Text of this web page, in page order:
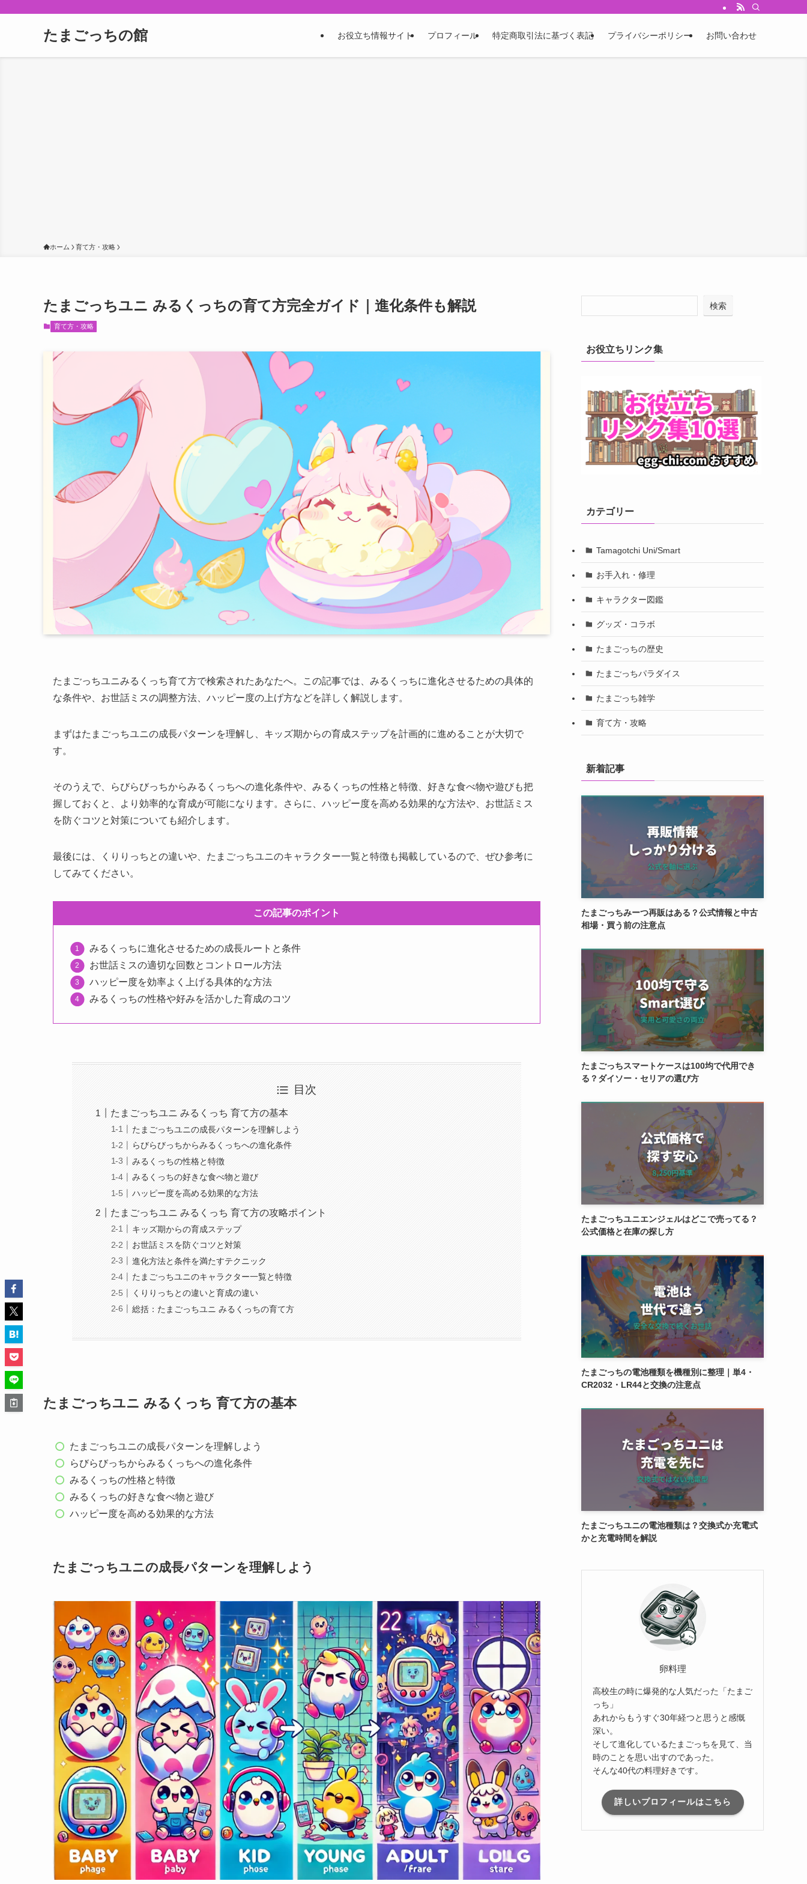
たまごっちの館 お役立ち情報サイト プロフィール 特定商取引法に基づく表記 プライバシーポリシー お問い合わせ
ホーム 育て方・攻略
たまごっちユニ みるくっちの育て方完全ガイド｜進化条件も解説
育て方・攻略
たまごっちユニみるくっち育て方で検索されたあなたへ。この記事では、みるくっちに進化させるための具体的
な条件や、お世話ミスの調整方法、ハッピー度の上げ方などを詳しく解説します。
まずはたまごっちユニの成長パターンを理解し、キッズ期からの育成ステップを計画的に進めることが大切で
す。
そのうえで、らびらびっちからみるくっちへの進化条件や、みるくっちの性格と特徴、好きな食べ物や遊びも把
握しておくと、より効率的な育成が可能になります。さらに、ハッピー度を高める効果的な方法や、お世話ミス
を防ぐコツと対策についても紹介します。
最後には、くりりっちとの違いや、たまごっちユニのキャラクター一覧と特徴も掲載しているので、ぜひ参考に
してみてください。
この記事のポイント
みるくっちに進化させるための成長ルートと条件
お世話ミスの適切な回数とコントロール方法
ハッピー度を効率よく上げる具体的な方法
みるくっちの性格や好みを活かした育成のコツ
目次
たまごっちユニ みるくっち 育て方の基本
たまごっちユニの成長パターンを理解しよう
らびらびっちからみるくっちへの進化条件
みるくっちの性格と特徴
みるくっちの好きな食べ物と遊び
ハッピー度を高める効果的な方法
たまごっちユニ みるくっち 育て方の攻略ポイント
キッズ期からの育成ステップ
お世話ミスを防ぐコツと対策
進化方法と条件を満たすテクニック
たまごっちユニのキャラクター一覧と特徴
くりりっちとの違いと育成の違い
総括：たまごっちユニ みるくっちの育て方
たまごっちユニ みるくっち 育て方の基本
たまごっちユニの成長パターンを理解しよう
らびらびっちからみるくっちへの進化条件
みるくっちの性格と特徴
みるくっちの好きな食べ物と遊び
ハッピー度を高める効果的な方法
たまごっちユニの成長パターンを理解しよう
検索
お役立ちリンク集
カテゴリー
Tamagotchi Uni/Smart
お手入れ・修理
キャラクター図鑑
グッズ・コラボ
たまごっちの歴史
たまごっちパラダイス
たまごっち雑学
育て方・攻略
新着記事
たまごっちみーつ再販はある？公式情報と中古
相場・買う前の注意点
たまごっちスマートケースは100均で代用でき
る？ダイソー・セリアの選び方
たまごっちユニエンジェルはどこで売ってる？
公式価格と在庫の探し方
たまごっちの電池種類を機種別に整理｜単4・
CR2032・LR44と交換の注意点
たまごっちユニの電池種類は？交換式か充電式
かと充電時間を解説
卵料理
高校生の時に爆発的な人気だった「たまご
っち」
あれからもうすぐ30年経つと思うと感慨
深い。
そして進化しているたまごっちを見て、当
時のことを思い出すのであった。
そんな40代の料理好きです。
詳しいプロフィールはこちら